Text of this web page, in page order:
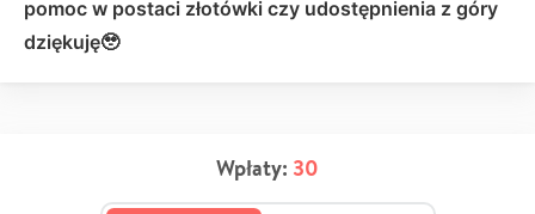
pomoc w postaci złotówki czy udostępnienia z góry
dziękuję🥹
Wpłaty: 30